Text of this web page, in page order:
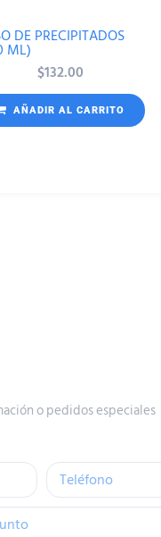
DE PRECIPITADOS
ML)
$132.00
AÑADIR AL CARRITO
o pedidos especiales